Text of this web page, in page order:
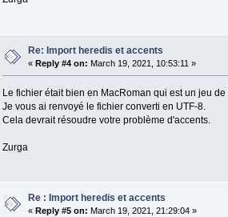
Re: Import heredis et accents
« Reply #4 on: March 19, 2021, 10:53:11 »
Le fichier était bien en MacRoman qui est un jeu
Je vous ai renvoyé le fichier converti en UTF-8.
Cela devrait résoudre votre problème d'accents.
Zurga
Re : Import heredis et accents
« Reply #5 on: March 19, 2021, 21:29:04 »